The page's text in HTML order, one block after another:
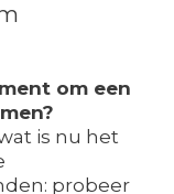
om een
is nu het
probeer